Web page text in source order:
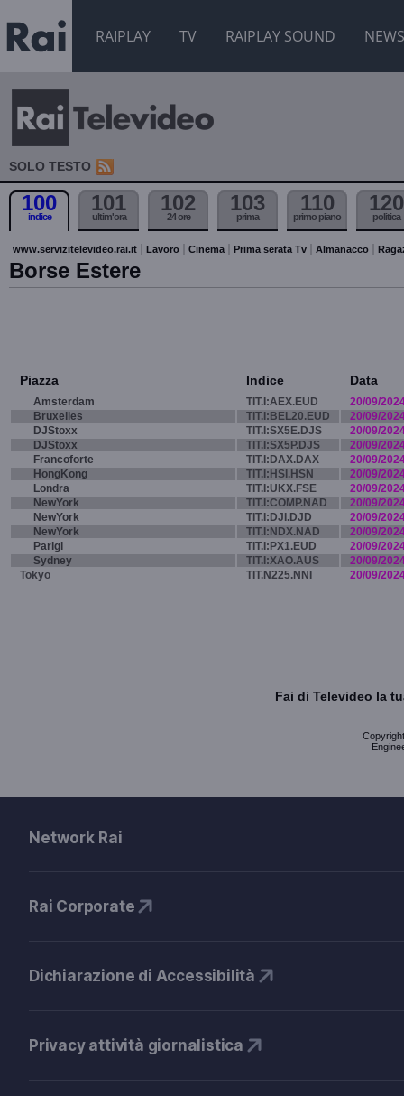
RAIPLAY TV RAIPLAY SOUND NEWS
SOLO TESTO
100
indice
101
ultim'ora
102
24 ore
103
prima
110
primo piano
120
politica
www.servizitelevideo.rai.it Lavoro Cinema Prima serata Tv Almanacco
Borse Estere
Piazza Indice Data
Amsterdam TIT.I:AEX.EUD
20/09/
Bruxelles
TIT.I:BEL20.EUD
20/09/
DJStoxx
TIT.I:SX5E.DJS
20/09/
DJStoxx
TIT.I:SX5P.DJS
20/09/
Francoforte
TIT.I:DAX.DAX
20/09/
HongKong
TIT.I:HSI.HSN
20/09/
Londra
TIT.I:UKX.FSE
20/09/
NewYork
TIT.I:COMP.NAD
20/09/
NewYork
TIT.I:DJI.DJD
20/09/
NewYork
TIT.I:NDX.NAD
20/09/
Parigi
TIT.I:PX1.EUD
20/09/
Sydney
TIT.I:XAO.AUS
20/09/
Tokyo
TIT.N225.NNI 20/09/
Fai di Televideo la